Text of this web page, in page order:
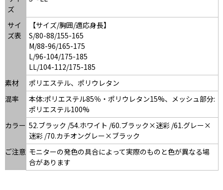
ズ
サイ
ズ表
【サイズ/胸囲/適応身長】
S/80-88/155-165
M/88-96/165-175
L/96-104/175-185
LL/104-112/175-185
素材
ポリエステル、ポリウレタン
混率
本体:ポリエステル85％・ポリウレタン15%、メッシュ部分:
ポリエステル100%
カラー 52.ブラック /54.ホワイト /60.ブラック×迷彩 /61.グレー×
迷彩 /70.カチオングレー×ブラック
ご注意 モニターの発色の具合によって実際のものと色が異なる場
合があります